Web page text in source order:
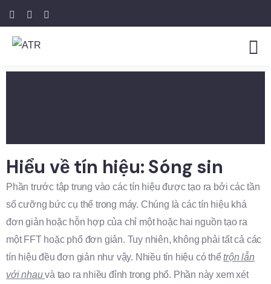
Hiểu về tín hiệu: Sóng sin
Phần trước tập trung vào các tín hiệu được tạo ra bởi các tần
số cưỡng bức cụ thể trong máy. Chúng là các tín hiệu khá
đơn giản hoặc hỗn hợp của chỉ một hoặc hai nguồn tạo ra
một FFT hoặc phổ đơn giản. Tuy nhiên, không phải tất cả các
tín hiệu đều đơn giản như vậy. Nhiều tín hiệu có thểtrộn lẫn
với nhauvà tạo ra nhiều đỉnh trong phổ. Phần này xem xét